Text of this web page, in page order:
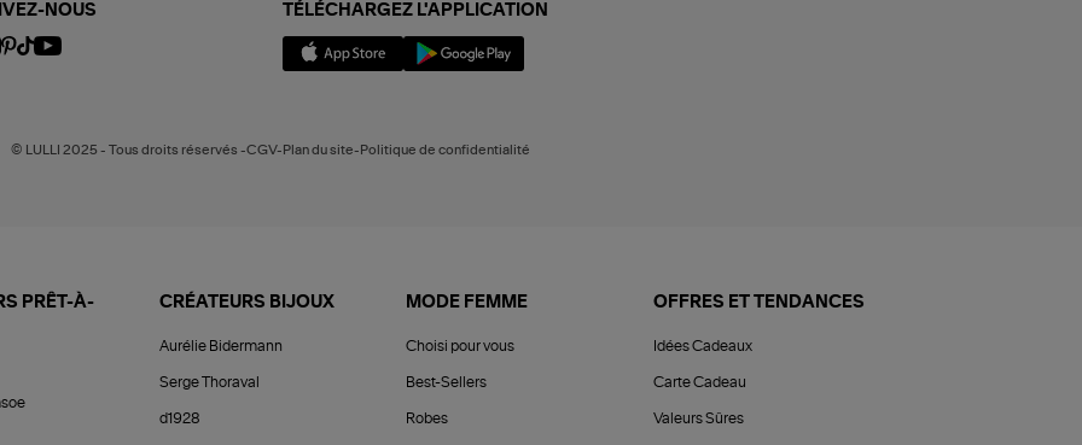
NOUS TÉLÉCHARGEZ L'APPLICATION
© LULLI 2025 - Tous droits réservés -CGV-Plan du site-Politique de confidentialité
PRÊT-À-
CRÉATEURS BIJOUX
Aurélie Bidermann
Serge Thoraval
d1928
MODE FEMME
Choisi pour vous
Best-Sellers
Robes
OFFRES ET TENDANCES
Idées Cadeaux
Carte Cadeau
Valeurs Sûres